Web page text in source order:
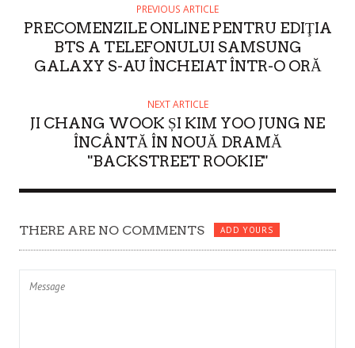
R
PREVIOUS ARTICLE
PRECOMENZILE ONLINE PENTRU EDIŢIA
BTS A TELEFONULUI SAMSUNG
GALAXY S-AU ÎNCHEIAT ÎNTR-O ORĂ
NEXT ARTICLE
JI CHANG WOOK ȘI KIM YOO JUNG NE
ÎNCÂNTĂ ÎN NOUĂ DRAMĂ
"BACKSTREET ROOKIE"
THERE ARE NO COMMENTS ADD YOURS